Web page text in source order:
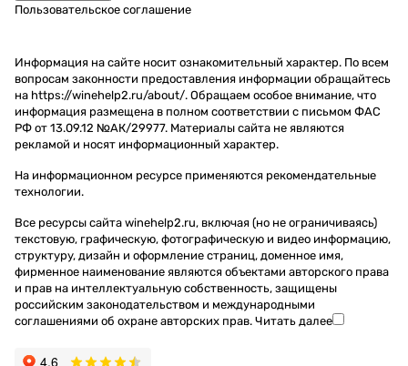
Пользовательское соглашение
Информация на сайте носит ознакомительный характер. По всем
вопросам законности предоставления информации обращайтесь
на https://winehelp2.ru/about/. Обращаем особое внимание, что
информация размещена в полном соответствии с письмом ФАС
РФ от 13.09.12 №АК/29977. Материалы сайта не являются
рекламой и носят информационный характер.
На информационном ресурсе применяются рекомендательные
технологии.
Все ресурсы сайта winehelp2.ru, включая (но не ограничиваясь)
текстовую, графическую, фотографическую и видео информацию,
структуру, дизайн и оформление страниц, доменное имя,
фирменное наименование являются объектами авторского права
и прав на интеллектуальную собственность, защищены
российским законодательством и международными
соглашениями об охране авторских прав. Читать далее